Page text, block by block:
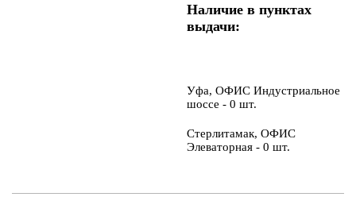
Наличие в пунктах
выдачи:
Уфа, ОФИС Индустриальное
шоссе - 0 шт.
Стерлитамак, ОФИС
Элеваторная - 0 шт.